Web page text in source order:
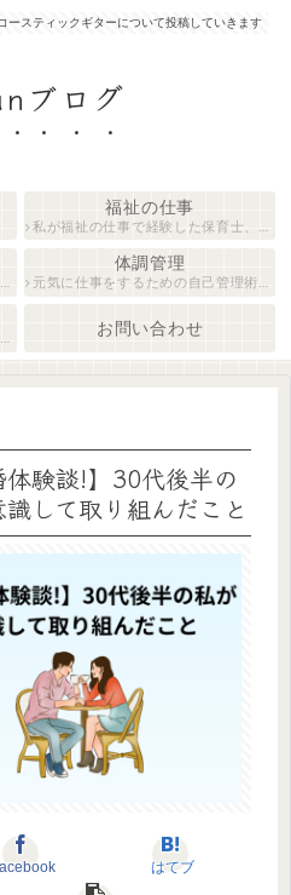
ースティックギターについて投稿していきます
ブログ
福祉の仕事
私が福祉の仕事で経験した保育士、障がい者生活支援員について紹介します。
体調管理
元気に仕事をするための自己管理術について説明します。
お問い合わせ
体験談!】30代後半の
して取り組んだこと
はてブ